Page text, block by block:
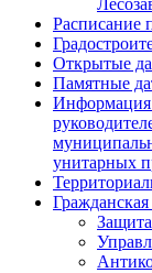
Расписание
Открытые
Памятные
Информация
унитарных